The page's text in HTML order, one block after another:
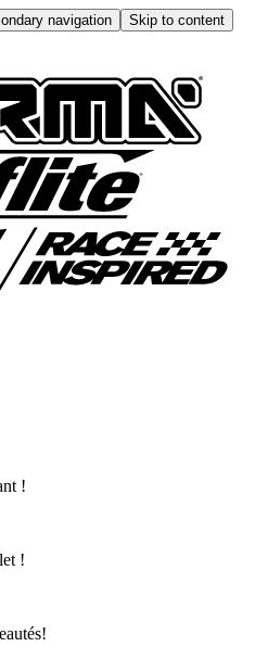
navigation
Skip to content
!
!